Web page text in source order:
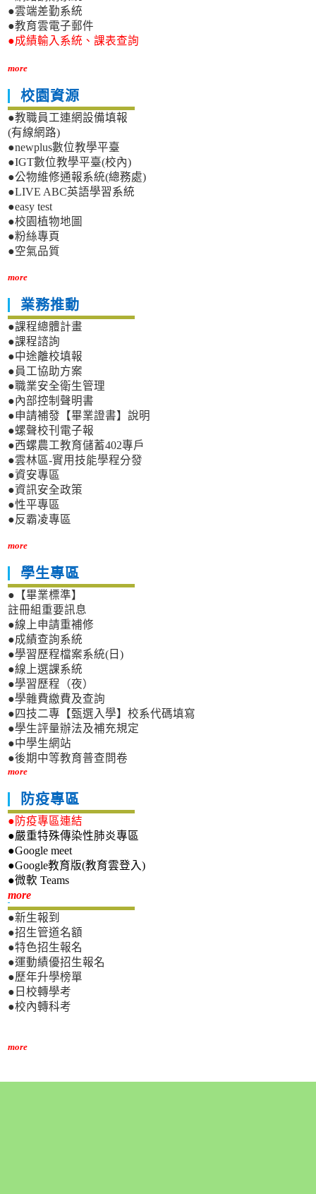
●雲端差勤系統
●教育雲電子郵件
●成績輸入系統、課表查詢
more
校園資源
●教職員工連網設備填報
(有線網路)
●newplus數位教學平臺
●IGT數位教學平臺(校內)
●公物維修通報系統(總務處)
●LIVE ABC英語學習系統
●easy test
●校園植物地圖
●粉絲專頁
●空氣品質
more
業務推動
●課程總體計畫
●課程諮詢
●中途離校填報
●員工協助方案
●職業安全衛生管理
●內部控制聲明書
●申請補發【畢業證書】說明
●螺聲校刊電子報
●西螺農工教育儲蓄402專戶
●雲林區-實用技能學程分發
●資安專區
●資訊安全政策
●性平專區
●反霸凌專區
more
學生專區
●【畢業標準】
註冊組重要訊息
●線上申請重補修
●成績查詢系統
●學習歷程檔案系統(日)
●線上選課系統
●學習歷程（夜）
●學雜費繳費及查詢
●四技二專【甄選入學】校系代碼填寫
●學生評量辦法及補充規定
●中學生網站
●後期中等教育普查問卷
more
防疫專區
●防疫專區連結
●嚴重特殊傳染性肺炎專區
●Google meet
●Google教育版(教育雲登入)
●微軟 Teams
more新生專區
●新生報到
●招生管道名額
●特色招生報名
●運動績優招生報名
●歷年升學榜單
●日校轉學考
●校內轉科考
more